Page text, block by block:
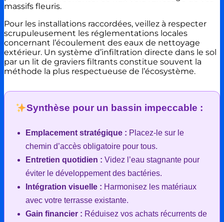
massifs fleuris.
Pour les installations raccordées, veillez à respecter
scrupuleusement les réglementations locales
concernant l’écoulement des eaux de nettoyage
extérieur. Un système d’infiltration directe dans le sol
par un lit de graviers filtrants constitue souvent la
méthode la plus respectueuse de l’écosystème.
Synthèse pour un bassin impeccable :
Emplacement stratégique : Placez-le sur le
chemin d’accès obligatoire pour tous.
Entretien quotidien : Videz l’eau stagnante pour
éviter le développement des bactéries.
Intégration visuelle : Harmonisez les matériaux
avec votre terrasse existante.
Gain financier : Réduisez vos achats récurrents de